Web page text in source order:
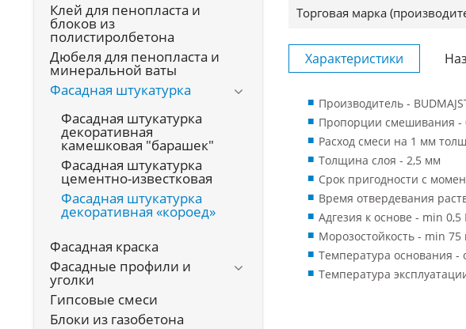
Клей для пенопласта и
блоков из
полистиролбетона
Дюбеля для пенопласта и
минеральной ваты
Фасадная штукатурка
Фасадная штукатурка
декоративная
камешковая "барашек"
Фасадная штукатурка
цементно-известковая
Фасадная штукатурка
декоративная «короед»
Фасадная краска
Фасадные профили и
уголки
Гипсовые смеси
Блоки из газобетона
Торговая марка
Характеристики
Производитель -
Пропорции смешивания -
Расход смеси на 1 мм
Толщина слоя - 2,5 мм
Срок пригодности с
Время отвердевания
Адгезия к основе - min
Морозостойкость - min 75
Температура основания -
Температура